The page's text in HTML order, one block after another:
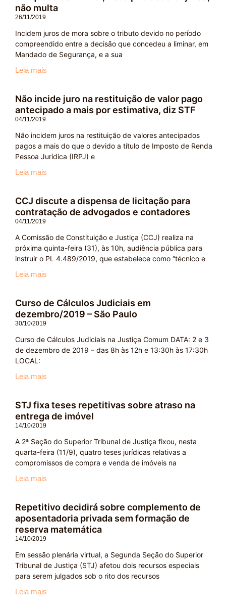
não multa
26/11/2019
Incidem juros de mora sobre o tributo devido no período
compreendido entre a decisão que concedeu a liminar, em
Mandado de Segurança, e a sua
Leia mais
Não incide juro na restituição de valor pago
antecipado a mais por estimativa, diz STF
04/11/2019
Não incidem juros na restituição de valores antecipados
pagos a mais do que o devido a título de Imposto de Renda
Pessoa Jurídica (IRPJ) e
Leia mais
CCJ discute a dispensa de licitação para
contratação de advogados e contadores
04/11/2019
A Comissão de Constituição e Justiça (CCJ) realiza na
próxima quinta-feira (31), às 10h, audiência pública para
instruir o PL 4.489/2019, que estabelece como “técnico e
Leia mais
Curso de Cálculos Judiciais em
dezembro/2019 – São Paulo
30/10/2019
Curso de Cálculos Judiciais na Justiça Comum DATA: 2 e 3
de dezembro de 2019 – das 8h às 12h e 13:30h às 17:30h
LOCAL:
Leia mais
STJ fixa teses repetitivas sobre atraso na
entrega de imóvel
14/10/2019
A 2ª Seção do Superior Tribunal de Justiça fixou, nesta
quarta-feira (11/9), quatro teses jurídicas relativas a
compromissos de compra e venda de imóveis na
Leia mais
Repetitivo decidirá sobre complemento de
aposentadoria privada sem formação de
reserva matemática
14/10/2019
Em sessão plenária virtual, a Segunda Seção do Superior
Tribunal de Justiça (STJ) afetou dois recursos especiais
para serem julgados sob o rito dos recursos
Leia mais